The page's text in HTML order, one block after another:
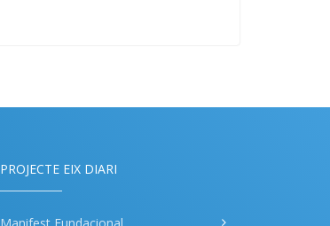
PROJECTE EIX DIARI